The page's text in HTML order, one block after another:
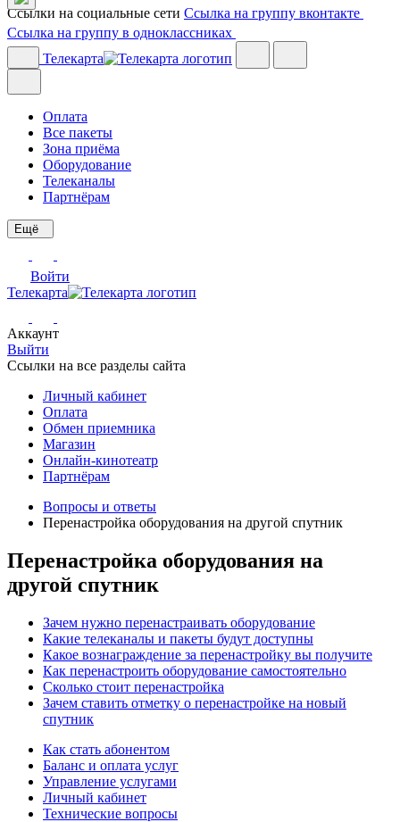
Ссылки на социальные сети Ссылка на группу вконтакте
Ссылка на группу в одноклассниках
Телекарта
Оплата
Все пакеты
Зона приёма
Оборудование
Телеканалы
Партнёрам
Ещё
Войти
Телекарта
Аккаунт
Выйти
Ссылки на все разделы сайта
Личный кабинет
Оплата
Обмен приемника
Магазин
Онлайн-кинотеатр
Партнёрам
Вопросы и ответы
Перенастройка оборудования на другой спутник
Перенастройка оборудования на
другой спутник
Зачем нужно перенастраивать оборудование
Какие телеканалы и пакеты будут доступны
Какое вознаграждение за перенастройку вы получите
Как перенастроить оборудование самостоятельно
Сколько стоит перенастройка
Зачем ставить отметку о перенастройке на новый
спутник
Как стать абонентом
Баланс и оплата услуг
Управление услугами
Личный кабинет
Технические вопросы